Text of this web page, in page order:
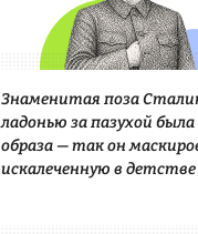
Знаменитая поза
ладонью за пазухой была
образа — так он
искалеченную в детстве